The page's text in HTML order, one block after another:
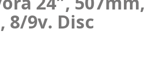
8/9v. Disc